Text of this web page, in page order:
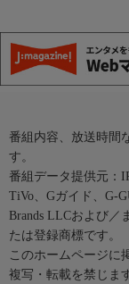
番組内容、放送時間
す。
番組データ提供元：
TiVo、Gガイド、G-
Brands LLCおよび／
たは登録商標です。
このホームページに
複写・転載を禁じま